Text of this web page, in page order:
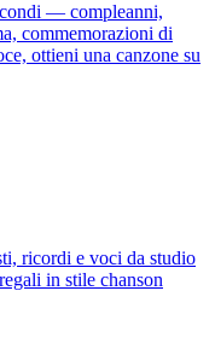
— compleanni,
commemorazioni di
ottieni una canzone su
ricordi e voci da studio
in stile chanson